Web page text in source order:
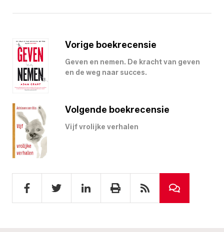
Vorige boekrecensie
Geven en nemen. De kracht van geven
en de weg naar succes.
Volgende boekrecensie
Vijf vrolijke verhalen